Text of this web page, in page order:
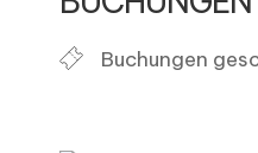
o
h
Buchungen